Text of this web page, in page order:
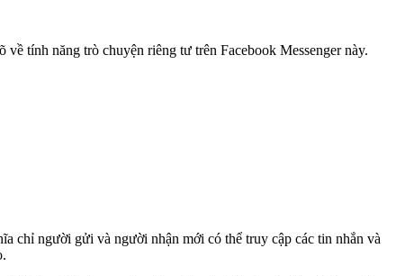
tính năng trò chuyện riêng tư trên Facebook Messenger này.
chỉ người gửi và người nhận mới có thể truy cập các tin nhắn và